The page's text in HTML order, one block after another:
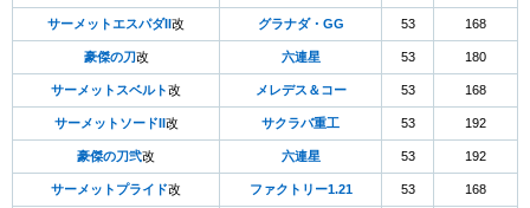
サーメットエスパダII 改 グラナダ・GG 53 168
豪傑の刀改 六連星 53 180
サーメットスベルト改 メレデス＆コー 53 168
サーメットソードII 改 サクラバ重工 53 192
豪傑の刀弐改 六連星 53 192
サーメットプライド改 ファクトリー1.21 53 168